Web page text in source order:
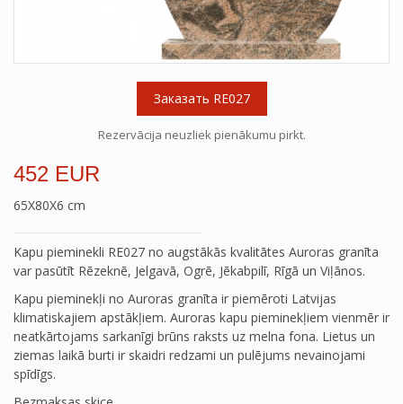
Заказать RE027
Rezervācija neuzliek pienākumu pirkt.
452 EUR
65X80X6 cm
Kapu pieminekli RE027 no augstākās kvalitātes Auroras granīta
var pasūtīt Rēzeknē, Jelgavā, Ogrē, Jēkabpilī, Rīgā un Viļānos.
Kapu pieminekļi no Auroras granīta ir piemēroti Latvijas
klimatiskajiem apstākļiem. Auroras kapu pieminekļiem vienmēr ir
neatkārtojams sarkanīgi brūns raksts uz melna fona. Lietus un
ziemas laikā burti ir skaidri redzami un pulējums nevainojami
spīdīgs.